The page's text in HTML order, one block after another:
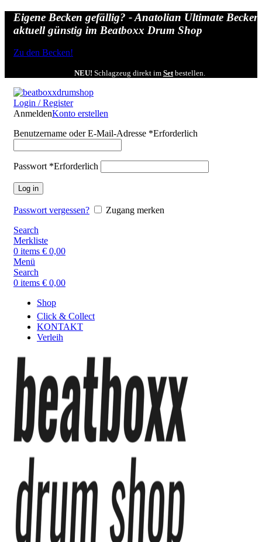
Eigene Becken gefällig? - Anatolian Ultimate Becken
aktuell günstig im Beatboxx Drum Shop
Zu den Becken!
NEU! Schlagzeug direkt im Setbestellen.
Login / Register
AnmeldenKonto erstellen
Benutzername oder E-Mail-Adresse *Erforderlich
Passwort *Erforderlich
Log in
Passwort vergessen?
Zugang merken
Search
Merkliste
0 items € 0,00
Menü
Search
0 items € 0,00
Shop
Click & Collect
KONTAKT
Verleih